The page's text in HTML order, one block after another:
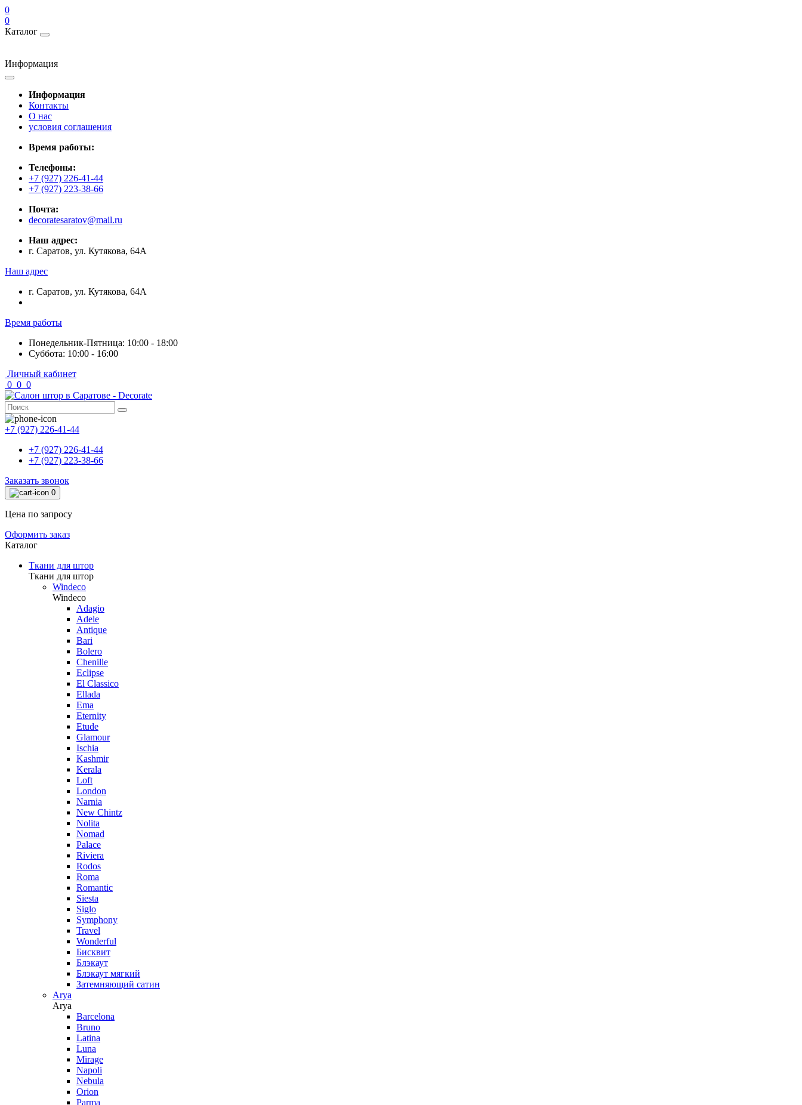
0
0
Каталог
Информация
Информация
Контакты
О нас
условия соглашения
Время работы:
Телефоны:
+7 (927) 226-41-44
+7 (927) 223-38-66
Почта:
decoratesaratov@mail.ru
Наш адрес:
г. Саратов, ул. Кутякова, 64А
Наш адрес
г. Саратов, ул. Кутякова, 64А
Время работы
Понедельник-Пятница: 10:00 - 18:00
Суббота: 10:00 - 16:00
Личный кабинет
0 0 0
+7 (927) 226-41-44
+7 (927) 226-41-44
+7 (927) 223-38-66
Заказать звонок
0
Цена по запросу
Оформить заказ
Каталог
Ткани для штор
Ткани для штор
Windeco
Windeco
Adagio
Adele
Antique
Bari
Bolero
Chenille
Eclipse
El Classico
Ellada
Ema
Eternity
Etude
Glamour
Ischia
Kashmir
Kerala
Loft
London
Narnia
New Chintz
Nolita
Nomad
Palace
Riviera
Rodos
Roma
Romantic
Siesta
Siglo
Symphony
Travel
Wonderful
Бисквит
Блэкаут
Блэкаут мягкий
Затемняющий сатин
Arya
Arya
Barcelona
Bruno
Latina
Luna
Mirage
Napoli
Nebula
Orion
Parma